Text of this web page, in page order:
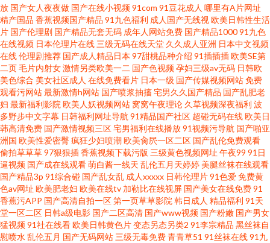
下载观看 AV白丝 无码先锋影音 久久入口91 操你啦四虎 亚洲se97 美女极品
探花 超踫成人91 伊人成人社区 欧美三区国产精品 福利视频导航极品 91次元
官网首页 人人摸97 国产毛片AA 91日本视频在线观看 日韩熟妇一区二区三区
九九成人自拍 www情色五月天 亚州色图 麻豆传媒在线观看视频
放 国产女人夜夜做 国产在线小视频91com 91豆花成人 哪里有A片网址
精产国品 香蕉视频国产精品 91九色福利 成人国产无线视欧美日韩性生活
片 国产伦理剧 国产精品无套无码 成年人网站免费 国产精品100091九色
在线视频 日本伦理片在线 三级无码在线天堂 久久成人亚洲 日本中文视频
在线伦理剧推荐 国产成人精品日本 97甜桃品种介绍 91插插插欧美SE第
二页毛片内射女激情另类欧美一二 国产色视频孕妇三级av无码 日韩欧
美色综合 美女社区成人 在线免费看片 日本一级 国产传媒视频网站免费
观看污网站最新激情h网站 国产喷浆抽搐宅男久久国产精品 国产乱肥老
妇 最新福利影院 欧美人妖视频网站 窝窝午夜理论 久草视频深夜福利 波
多野步中文字幕 日韩福利网址导航 91精品国产社区 超碰无码在线欧美日
韩高清免费 国产激情视频三区宅男福利在线播放91视频污导航 国产啪亚
洲国 欧美性爱密臀疯狂少妇喷潮欧美肏屄一区二区 国产乱伦免费观看
偷拍草草草97狠狠插香蕉视频下载污版 三级黄色视频网址 午夜99 91日
逼视频 国产成在线观看萌白酱一线天 乱伦五月天婷婷 美腿丝袜在线观看
国产精品3p 91综合碰 国产乱女乱 成人xxxxx 日韩伦理片91色爱免费黄
色av网址 欧美肥老妇 欧美在线tv 加勒比在线视屏 国产美女在线免费91
香蕉污APP 国产高清自拍一区第一页草草影院 韩日成人 精品福利 91天
堂一区二区 日韩a级电影 国产二区高清 国产www视频 国产粉嫩 国产男女
猛视频91社在线看欧美日韩黄色片变态另态另类2 91李宗精品 黑丝袜自
慰喷水 乱伦五月 国产无码网站 三级无毒免费青青草51 91丝袜在线91九